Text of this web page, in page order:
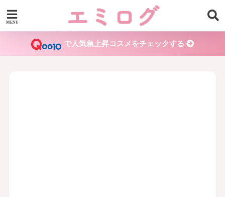
で人気急上昇コスメをチェックする